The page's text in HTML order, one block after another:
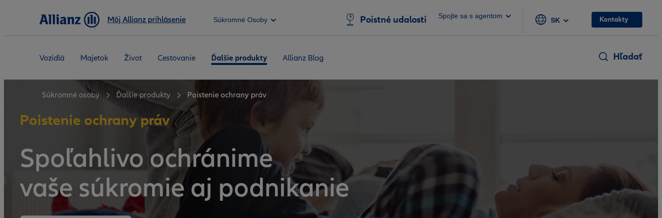
Môj Allianz prihlásenie Súkromné Osoby Poistné udalosti Spojte sa s agentom
SK Kontakty
Vozidlá Majetok Život Cestovanie Ďalšie produkty Allianz Blog Hľadať
Súkromné osoby Ďalšie produkty Poistenie ochrany práv
Poistenie ochrany práv
Spoľahlivo ochránime
vaše súkromie aj podnikanie